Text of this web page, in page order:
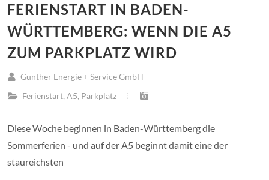
FERIENSTART IN BADEN-
WÜRTTEMBERG: WENN DIE A5
ZUM PARKPLATZ WIRD
Günther Energie + Service GmbH
Ferienstart, A5, Parkplatz
Diese Woche beginnen in Baden-Württemberg die
Sommerferien - und auf der A5 beginnt damit eine der
staureichsten